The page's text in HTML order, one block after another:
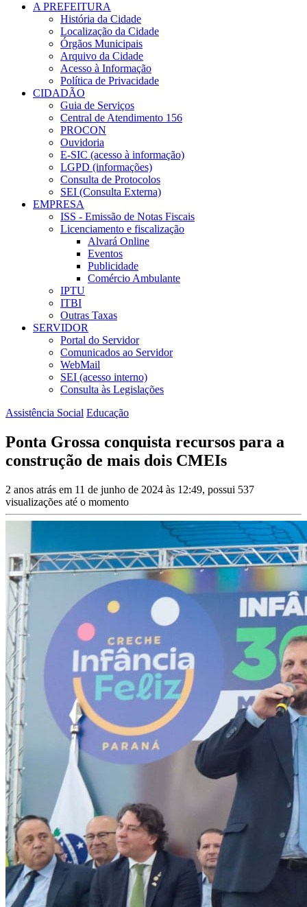
A PREFEITURA
História da Cidade
Localização da Cidade
Órgãos Municipais
Arquivo da Cidade
Acesso à Informação
Política de Privacidade
CIDADÃO
Guia de Serviços
Central de Atendimento 156
PROCON
Ouvidoria
E-SIC (acesso à informação)
LGPD (informações)
Consulta de Protocolos
SEI (Consulta Externa)
EMPRESA
ISS - Emissão de Notas Fiscais
Licenciamento e fiscalização
Alvará Online
Eventos
Publicidade
Comércio Ambulante
IPTU
ITBI
Outras Taxas
SERVIDOR
Portal do Servidor
Comunicados ao Servidor
WebMail
SEI (acesso interno)
Consulta às Legislações
Assistência Social Educação
Ponta Grossa conquista recursos para a
construção de mais dois CMEIs
2 anos atrás em 11 de junho de 2024 às 12:49, possui 537
visualizações até o momento